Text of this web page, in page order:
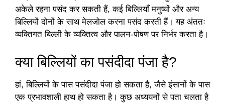
अकेले रहना पसंद कर सकती हैं, कई बिल्लियाँ मनुष्यों और अन्य
बिल्लियों दोनों के साथ मेलजोल करना पसंद करती हैं। यह अंततः
व्यक्तिगत बिल्ली के व्यक्तित्व और पालन-पोषण पर निर्भर करता है।
क्या बिल्लियों का पसंदीदा पंजा है?
हां, बिल्लियों के पास पसंदीदा पंजा हो सकता है, जैसे इंसानों के पास
एक प्रभावशाली हाथ हो सकता है। कुछ अध्ययनों से पता चलता है